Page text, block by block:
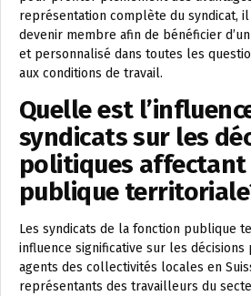
représentation complète du syndicat,
devenir membre afin de bénéficier
et personnalisé dans toutes les
aux conditions de travail.
Quelle est
syndicats sur les
politiques
publique
Les syndicats de la fonction publique
influence significative sur les
agents des collectivités locales en
représentants des travailleurs du